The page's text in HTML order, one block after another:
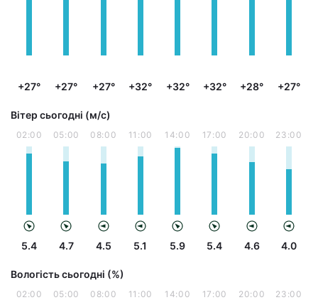
+27° +27° +27° +32° +32° +32° +28° +27°
Вітер сьогодні (м/с)
02:00
5.4
05:00
4.7
08:00
4.5
11:00
5.1
14:00
5.9
17:00
5.4
20:00
4.6
23:00
4.0
Вологість сьогодні (%)
02:00 05:00 08:00 11:00 14:00 17:00 20:00 23:00